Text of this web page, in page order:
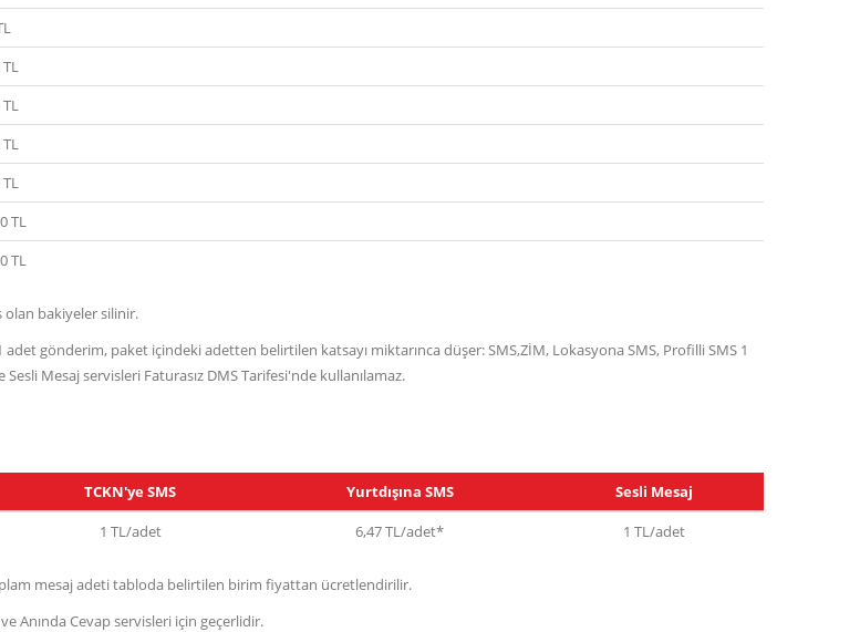
TL
TL
TL
olan bakiyeler silinir.
gönderim, paket içindeki adetten belirtilen katsayı miktarınca düşer: SMS,ZİM, Lokasyona SMS, Profilli SMS 1
Sesli Mesaj servisleri Faturasız DMS Tarifesi'nde kullanılamaz.
TCKN'ye SMS Yurtdışına SMS
Sesli Mesaj
1 TL/adet 6,47 TL/adet* 1 TL/adet
mesaj adeti tabloda belirtilen birim fiyattan ücretlendirilir.
Anında Cevap servisleri için geçerlidir.